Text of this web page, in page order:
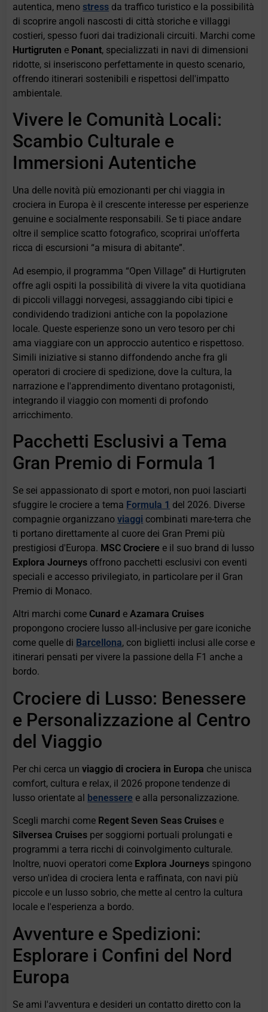
autentica, menostress da traffico turistico e la possibilità
di scoprire angoli nascosti di città storiche e villaggi
costieri, spesso fuori dai tradizionali circuiti. Marchi come
Hurtigruten e Ponant, specializzati in navi di dimensioni
ridotte, si inseriscono perfettamente in questo scenario,
offrendo itinerari sostenibili e rispettosi dell'impatto
ambientale.
Vivere le Comunità Locali:
Scambio Culturale e
Immersioni Autentiche
Una delle novità più emozionanti per chi viaggia in
crociera in Europa è il crescente interesse per esperienze
genuine e socialmente responsabili. Se ti piace andare
oltre il semplice scatto fotografico, scoprirai un'offerta
ricca di escursioni “a misura di abitante”.
Ad esempio, il programma “Open Village” di Hurtigruten
offre agli ospiti la possibilità di vivere la vita quotidiana
di piccoli villaggi norvegesi, assaggiando cibi tipici e
condividendo tradizioni antiche con la popolazione
locale. Queste esperienze sono un vero tesoro per chi
ama viaggiare con un approccio autentico e rispettoso.
Simili iniziative si stanno diffondendo anche fra gli
operatori di crociere di spedizione, dove la cultura, la
narrazione e l'apprendimento diventano protagonisti,
integrando il viaggio con momenti di profondo
arricchimento.
Pacchetti Esclusivi a Tema
Gran Premio di Formula 1
Se sei appassionato di sport e motori, non puoi lasciarti
sfuggire le crociere a tema Formula 1 del 2026. Diverse
compagnie organizzanoviaggi combinati mare-terra che
ti portano direttamente al cuore dei Gran Premi più
prestigiosi d'Europa. MSC Crociere e il suo brand di lusso
Explora Journeys offrono pacchetti esclusivi con eventi
speciali e accesso privilegiato, in particolare per il Gran
Premio di Monaco.
Altri marchi comeCunard eAzamara Cruises
propongono crociere lusso all-inclusive per gare iconiche
come quelle di Barcellona, con biglietti inclusi alle corse e
itinerari pensati per vivere la passione della F1 anche a
bordo.
Crociere di Lusso: Benessere
e Personalizzazione al Centro
del Viaggio
Per chi cerca unviaggio di crociera in Europa che unisca
comfort, cultura e relax, il 2026 propone tendenze di
lusso orientate al benessere e alla personalizzazione.
Scegli marchi come Regent Seven Seas Cruises e
Silversea Cruises per soggiorni portuali prolungati e
programmi a terra ricchi di coinvolgimento culturale.
Inoltre, nuovi operatori come Explora Journeys spingono
verso un'idea di crociera lenta e raffinata, con navi più
piccole e un lusso sobrio, che mette al centro la cultura
locale e l'esperienza a bordo.
Avventure e Spedizioni:
Esplorare i Confini del Nord
Europa
Se ami l'avventura e desideri un contatto diretto con la